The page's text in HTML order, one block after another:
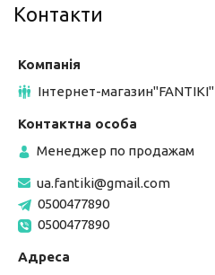
Контакти
Інтернет-магазин"FANTIKI"
Менеджер по продажам
ua.fantiki@gmail.com
0500477890
0500477890